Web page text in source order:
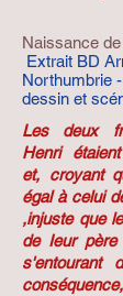
Naissance
Extrait BD
Northumbrie -
dessin et
Les deux
Henri
et, croyant
égal à celui
,injuste que
de Ieur
s'entourant